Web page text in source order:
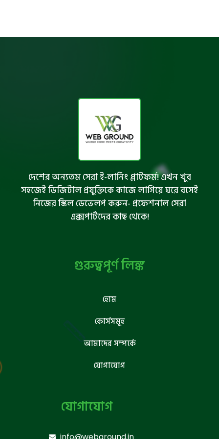
দেশের অন্যতম সেরা ই-লার্নিং প্লাটফর্ম! এখন খুব
সহজেই ডিজিটাল প্রযুক্তিকে কাজে লাগিয়ে ঘরে বসেই
নিজের স্কিল ডেভেলপ করুন- প্রফেশনাল সেরা
এক্সপার্টদের কাছ থেকে!
গুরুত্বপূর্ণ লিঙ্ক
হোম
কোর্সসমূহ
আমাদের সম্পর্কে
যোগাযোগ
যোগাযোগ